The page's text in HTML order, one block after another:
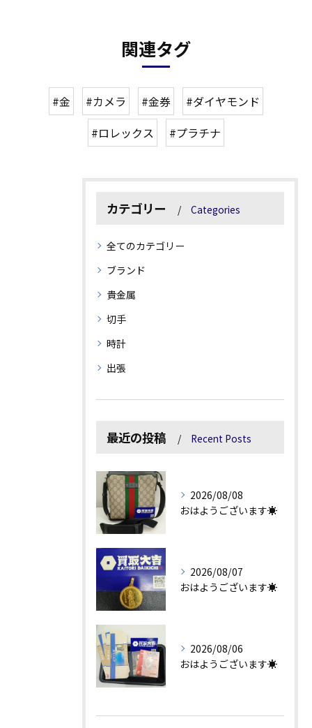
関連タグ
#金 #カメラ #金券
#ダイヤモンド
#ロレックス
#プラチナ
カテゴリー Categories
全てのカテゴリー
ブランド
貴金属
切手
時計
出張
最近の投稿 Recent Posts
2026/08/08
おはようございます☀
2026/08/07
おはようございます☀
2026/08/06
おはようございます☀